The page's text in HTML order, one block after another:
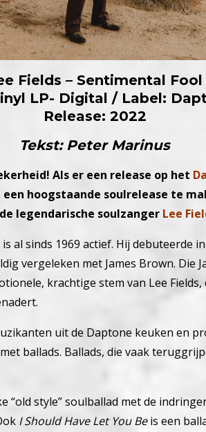
Fields – Sentimental Fool
LP- Digital / Label:
Release: 2022
Tekst: Peter Marinus
Als er een release op het
hoogstaande soulrelease te
legendarische soulzanger Lee
al sinds 1969 actief. Hij debuteerde
vergeleken met James Brown. Die
krachtige stem van Lee
uit de Daptone keuken en
ballads. Ballads, die vaak
“old style” soulballad met de
I Should Have Let You Beis een